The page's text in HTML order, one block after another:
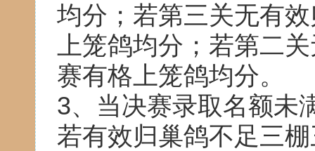
均分；若第三关无有
上笼鸽均分；若第二
赛有格上笼鸽均分。
3、当决赛录取名额未
若有效归巢鸽不足三